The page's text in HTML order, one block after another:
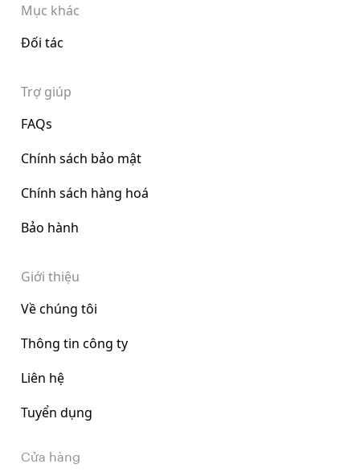
Mục khác
Đối tác
Trợ giúp
FAQs
Chính sách bảo mật
Chính sách hàng hoá
Bảo hành
Giới thiệu
Về chúng tôi
Thông tin công ty
Liên hệ
Tuyển dụng
Cửa hàng